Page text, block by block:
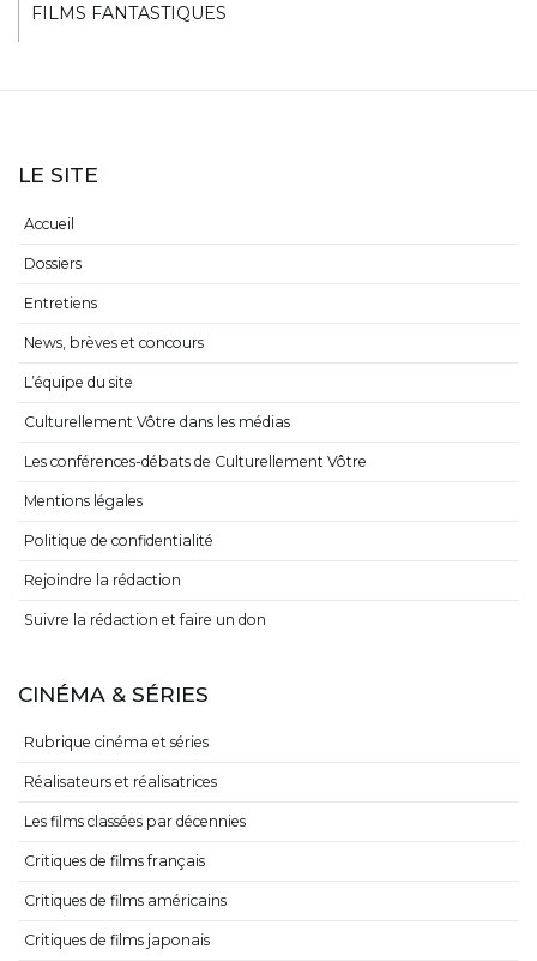
FILMS FANTASTIQUES
LE SITE
Accueil
Dossiers
Entretiens
News, brèves et concours
L’équipe du site
Culturellement Vôtre dans les médias
Les conférences-débats de Culturellement Vôtre
Mentions légales
Politique de confidentialité
Rejoindre la rédaction
Suivre la rédaction et faire un don
CINÉMA & SÉRIES
Rubrique cinéma et séries
Réalisateurs et réalisatrices
Les films classées par décennies
Critiques de films français
Critiques de films américains
Critiques de films japonais